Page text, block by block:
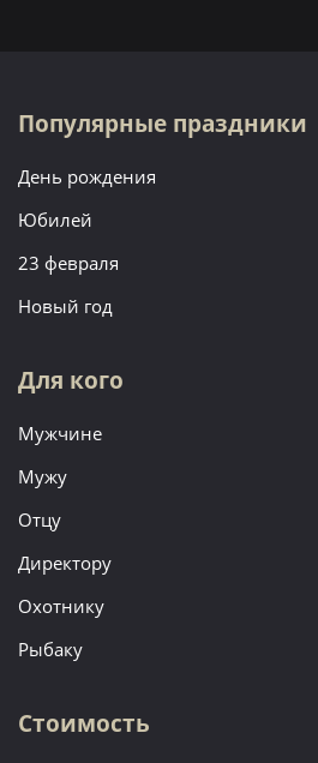
Популярные праздники
День рождения
Юбилей
23 февраля
Новый год
Для кого
Мужчине
Мужу
Отцу
Директору
Охотнику
Рыбаку
Стоимость